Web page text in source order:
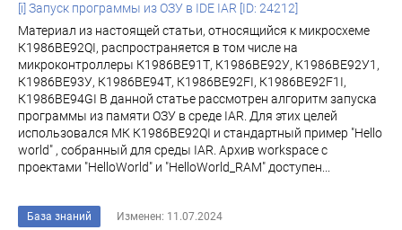
[i] Запуск программы из ОЗУ в IDE IAR [ID: 24212]
Материал из настоящей статьи, относящийся к микросхеме
К1986ВЕ92QI, распространяется в том числе на
микроконтроллеры К1986ВЕ91Т, К1986ВЕ92У, К1986ВЕ92У1,
К1986ВЕ93У, К1986ВЕ94Т, К1986ВЕ92FI, К1986ВЕ92F1I,
К1986ВЕ94GI В данной статье рассмотрен алгоритм запуска
программы из памяти ОЗУ в среде IAR. Для этих целей
использовался МК К1986ВЕ92QI и стандартный пример "Hello
world" , собранный для среды IAR. Архив workspace с
проектами "HelloWorld" и "HelloWorld_RAM" доступен...
База знаний Изменен: 11.07.2024